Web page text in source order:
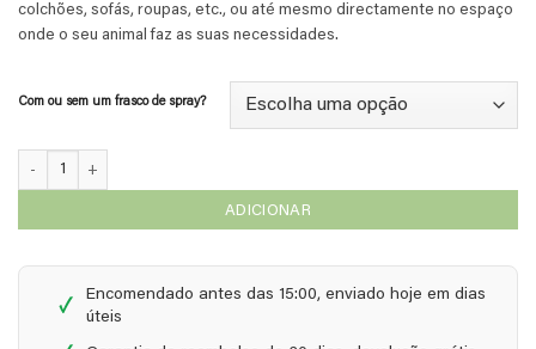
colchões, sofás, roupas, etc., ou até mesmo directamente no espaço
onde o seu animal faz as suas necessidades.
Com ou sem um frasco de spray?
ADICIONAR
✓
Encomendado antes das 15:00, enviado hoje em dias
úteis